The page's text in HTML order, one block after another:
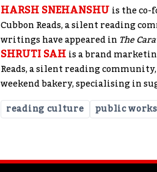
HARSH SNEHANSHUis the co-
Cubbon Reads, a silent reading
writings have appeared in The
SHRUTI SAHis a brand
Reads, a silent reading
weekend bakery, specialising in
reading culture
public works